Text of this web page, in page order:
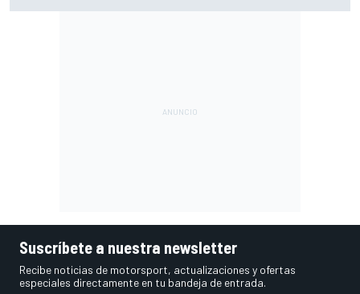
Suscríbete a nuestra newsletter
Recibe noticias de motorsport, actualizaciones y ofertas
especiales directamente en tu bandeja de entrada.